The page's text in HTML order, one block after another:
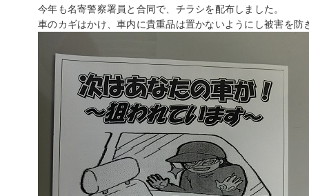
今年も名寄警察署員と合同で、チラシを配布しました。
車のカギはかけ、車内に貴重品は置かないようにし被害を防